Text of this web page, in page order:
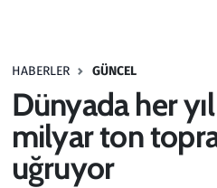
HABERLER GÜNCEL
Dünyada her
milyar ton
uğruyor
Haber
Kültür Sanat
Kurumsal Haberler